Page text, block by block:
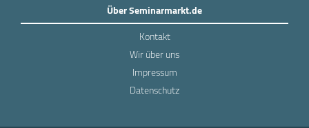
Über Seminarmarkt.de
Kontakt
Wir über uns
Impressum
Datenschutz